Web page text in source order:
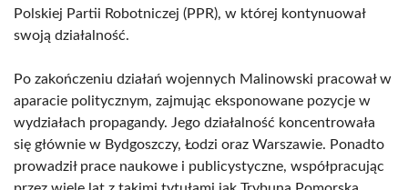
Polskiej Partii Robotniczej (PPR), w której kontynuował
swoją działalność.
Po zakończeniu działań wojennych Malinowski pracował w
aparacie politycznym, zajmując eksponowane pozycje w
wydziałach propagandy. Jego działalność koncentrowała
się głównie w Bydgoszczy, Łodzi oraz Warszawie. Ponadto
prowadził prace naukowe i publicystyczne, współpracując